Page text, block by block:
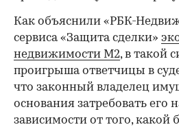
Как объяснили «РБК-
сервиса «Защита сделки»
недвижимости М2, в такой
проигрыша ответчицы в
что законный владелец
основания затребовать его
зависимости от того, какой